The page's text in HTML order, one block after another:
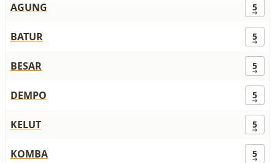
AGUNG
5
BATUR 5
BESAR 5
DEMPO 5
KELUT 5
KOMBA 5